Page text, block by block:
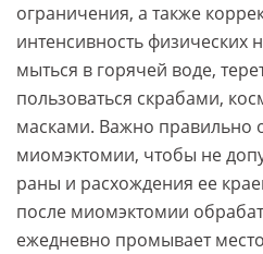
ограничения, а также
интенсивность физических
мыться в горячей воде,
пользоваться скрабами,
масками. Важно правильно
миомэктомии, чтобы не
раны и расхождения ее
после миомэктомии
ежедневно промывает